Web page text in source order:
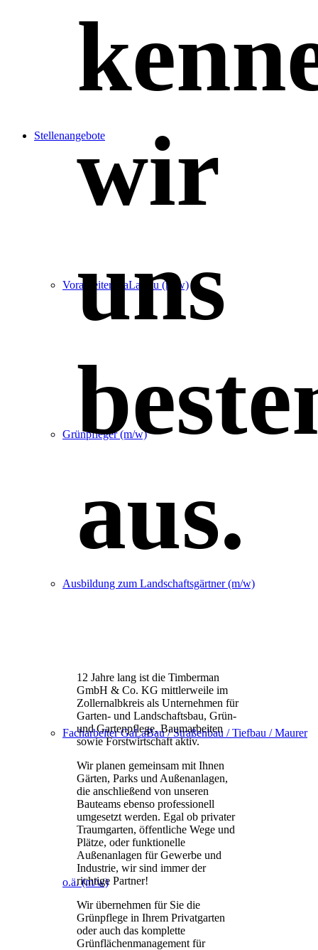
Stellenangebote
Vorarbeiter GaLaBau (m/w)
Grünpfleger (m/w)
Ausbildung zum Landschaftsgärtner (m/w)
Facharbeiter GaLaBau / Straßenbau / Tiefbau / Maurer
o.ä. (m/w)
wir
uns
aus.
12 Jahre lang ist die Timberman
GmbH & Co. KG mittlerweile im
Zollernalbkreis als Unternehmen für
Garten- und Landschaftsbau, Grün-
und Gartenpflege, Baumarbeiten
sowie Forstwirtschaft aktiv.
Wir planen gemeinsam mit Ihnen
Gärten, Parks und Außenanlagen,
die anschließend von unseren
Bauteams ebenso professionell
umgesetzt werden. Egal ob privater
Traumgarten, öffentliche Wege und
Plätze, oder funktionelle
Außenanlagen für Gewerbe und
Industrie, wir sind immer der
richtige Partner!
Wir übernehmen für Sie die
Grünpflege in Ihrem Privatgarten
oder auch das komplette
Grünflächenmanagement für